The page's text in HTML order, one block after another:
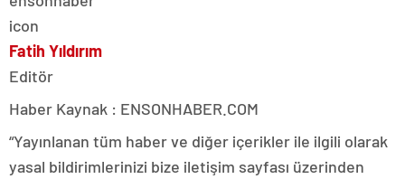
Fatih Yıldırım
Editör
Haber Kaynak : ENSONHABER.COM
“Yayınlanan tüm haber ve diğer içerikler ile ilgili olarak
yasal bildirimlerinizi bize iletişim sayfası üzerinden